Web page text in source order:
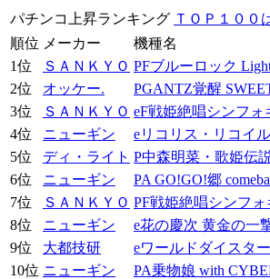
パチンコ上昇ランキング ＴＯＰ１００
順位 メーカー
機種名
1位
ＳＡＮＫＹＯ PFブルーロック
2位
オッケー.
PGANTZ覚醒
3位
ＳＡＮＫＹＯ eF戦姫絶唱シンフォ
4位
ニューギン
eリコリス・リコイル
5位
ディ・ライト P中森明菜・歌姫伝
6位
ニューギン
PA GO!GO!郷
7位
ＳＡＮＫＹＯ PF戦姫絶唱シンフ
8位
ニューギン
e花の慶次 黄金の一
9位
大都技研
eワールドダイスター
10位 ニューギン
PA乗物娘 with